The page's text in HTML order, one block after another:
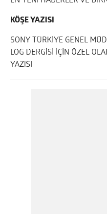
KÖŞE YAZISI
SONY TÜRKİYE GENEL
LOG DERGİSİ İÇİN ÖZEL
YAZISI